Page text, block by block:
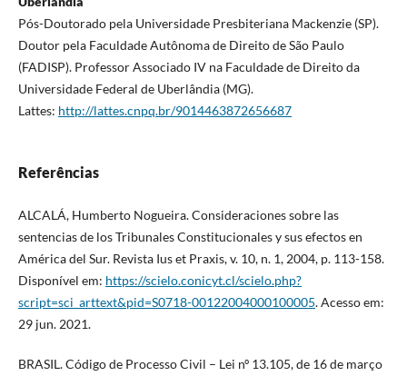
Pós-Doutorado pela Universidade Presbiteriana Mackenzie (SP).
Doutor pela Faculdade Autônoma de Direito de São Paulo
(FADISP). Professor Associado IV na Faculdade de Direito da
Universidade Federal de Uberlândia (MG).
Lattes: http://lattes.cnpq.br/9014463872656687
Referências
ALCALÁ, Humberto Nogueira. Consideraciones sobre las
sentencias de los Tribunales Constitucionales y sus efectos en
América del Sur. Revista Ius et Praxis, v. 10, n. 1, 2004, p. 113-158.
Disponível em: https://scielo.conicyt.cl/scielo.php?
script=sci_arttext&pid=S0718-00122004000100005. Acesso em:
29 jun. 2021.
BRASIL. Código de Processo Civil – Lei nº 13.105, de 16 de março